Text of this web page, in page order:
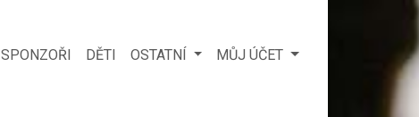
SPONZOŘI DĚTI OSTATNÍ MŮJ ÚČET